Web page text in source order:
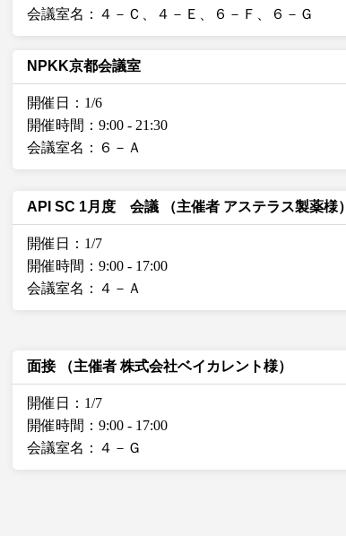
会議室名：４－Ｃ、４－Ｅ、６－Ｆ、６－Ｇ
NPKK京都会議室
開催日：1/6
開催時間：9:00 - 21:30
会議室名：６－Ａ
API SC 1月度 会議 （主催者 アステラス製薬様）
開催日：1/7
開催時間：9:00 - 17:00
会議室名：４－Ａ
面接 （主催者 株式会社ベイカレント様）
開催日：1/7
開催時間：9:00 - 17:00
会議室名：４－Ｇ